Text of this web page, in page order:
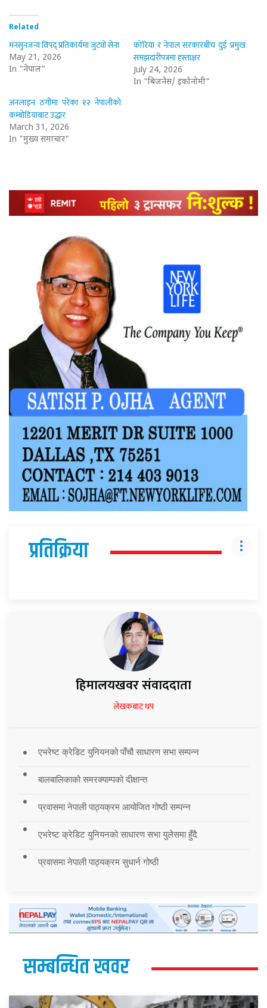
Related
मनसुनजन्य विपद् प्रतिकार्यमा जुट्यो सेना
May 21, 2026
In "नेपाल"
कोरिया र नेपाल सरकारबीच दुई प्रमुख
समझदारीपत्रमा हस्ताक्षर
July 24, 2026
In "बिजनेस/ इकोनोमी"
अनलाइन ठगीमा परेका १२ नेपालीको
कम्बोडियाबाट उद्धार
March 31, 2026
In "मुख्य समाचार"
प्रतिक्रिया
हिमालयखवर संवाददाता
लेखकबाट थप
एभरेष्ट क्रेडिट युनियनको पाँचौ साधारण सभा सम्पन्न
बालबालिकाको समरक्याम्पको दीक्षान्त
प्रवासमा नेपाली पाठ्यक्रम आयोजित गोष्ठी सम्पन्न
एभरेष्ट क्रेडिट युनियनको साधारण सभा युलेसमा हुँदै
प्रवासमा नेपाली पाठ्यक्रम सुधार्न गोष्ठी
सम्बन्धित खवर